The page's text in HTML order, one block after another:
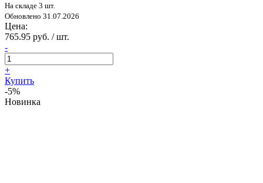
На складе 3 шт.
Обновлено 31.07.2026
Цена:
765.95 руб. / шт.
-
+
Купить
-5%
Новинка